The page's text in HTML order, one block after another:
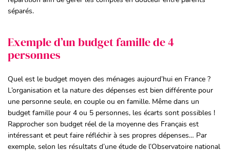
séparés.
Exemple d’un budget famille de 4
personnes
Quel est le budget moyen des ménages aujourd’hui en France ?
L’organisation et la nature des dépenses est bien différente pour
une personne seule, en couple ou en famille. Même dans un
budget famille pour 4 ou 5 personnes, les écarts sont possibles !
Rapprocher son budget réel de la moyenne des Français est
intéressant et peut faire réfléchir à ses propres dépenses… Par
exemple, selon les résultats d’une étude de l’Observatoire national